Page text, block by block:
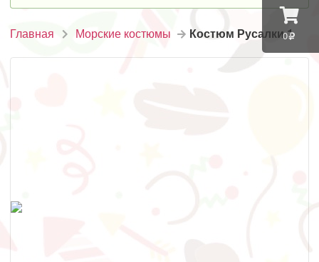
0
Главная Морские костюмы Костюм Русалки 1